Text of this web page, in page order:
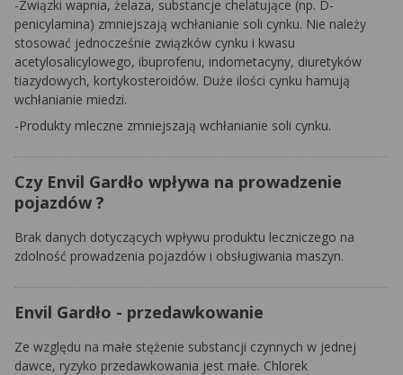
-Związki wapnia, żelaza, substancje chelatujące (np. D-
penicylamina) zmniejszają wchłanianie soli cynku. Nie należy
stosować jednocześnie związków cynku i kwasu
acetylosalicylowego, ibuprofenu, indometacyny, diuretyków
tiazydowych, kortykosteroidów. Duże ilości cynku hamują
wchłanianie miedzi.
-Produkty mleczne zmniejszają wchłanianie soli cynku.
Czy Envil Gardło wpływa na prowadzenie
pojazdów ?
Brak danych dotyczących wpływu produktu leczniczego na
zdolność prowadzenia pojazdów i obsługiwania maszyn.
Envil Gardło - przedawkowanie
Ze względu na małe stężenie substancji czynnych w jednej
dawce, ryzyko przedawkowania jest małe. Chlorek